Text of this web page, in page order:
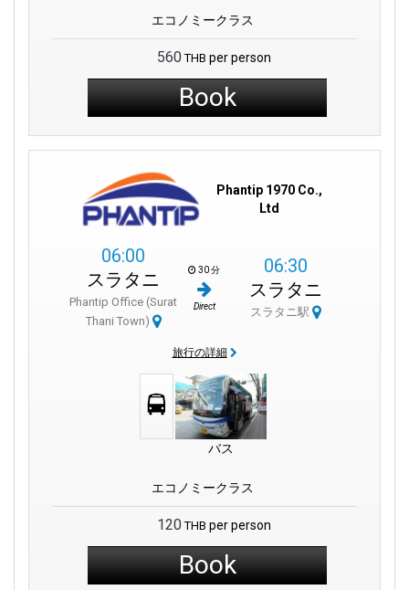
あるビーチとは対照的です。コ・サムイとコ・パンガン
ています。緑の魅力に惹かれる人々には、広大な緑地を誇るカ
オソック国立公園が静かな避難所を提供します。
スラートターニー鉄道駅では、快適さと利便性が融合していま
カウンターが、旅行者が次の冒険に出発する準備を整えます。
英語を話すスタッフ、広々とした屋内外の座席、そして豊富な
フードスタンドが、すべての旅行者の快適さを保証します。
もしもっとしっかりとした食事を望むなら、BAAN RIM NAM
RIVERSIDEは徒歩15分の場所にあります。タピ川を見下ろし、バ
ンコクからスラートターニー行きの列車を待つのに最適な場所
です。グルメの旅への招待であるタカム市場はすぐそこです。
ンとファミリーマート、さらにATMも用意されています。
スラートターニーから旅行する際、あなたは「親切な人々の
街」として知られる賑やかな都市を離れるだけではありませ
ん。あなたは可能性の世界を提供する旅に出発しています。カ
オソック国立公園の緑豊かな風景からコ・サムイとコ・パンガ
ートは多様でありながら魅力的です。列車やバスが出発するた
びに、旅行者はタイの豊かな織物の新しい一面を発見し、生涯
にわたる思い出を作ります。
エコノミークラス
560 THB per person
Book
Phantip 1970 Co.,
Ltd
06:00
スラタニ
Phantip Office (Surat
Thani Town)
30 分
Direct
06:30
スラタニ
スラタニ駅
旅行の詳細
バス
エコノミークラス
120 THB per person
Book